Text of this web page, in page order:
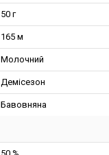
50 г
165 м
Молочний
Демісезон
Бавовняна